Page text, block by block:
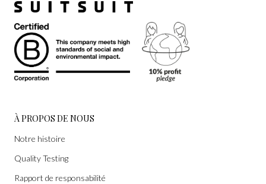
MYSTIQUE
Une
douce du luxe
Notre interprétation d’un nouveau luxe — un luxe qui ne se
définit plus par le statut ou ce que tu possèdes, mais par le
temps. Du temps pour ralentir. Du temps pour respirer. Du
plus besoin : la précipitation, la pression et le besoin
constant de te prouver.
DÉCOUVRIR L’UNIVERS MYSTIQUE
À PROPOS DE NOUS
Notre histoire
Quality Testing
Rapport de responsabilité